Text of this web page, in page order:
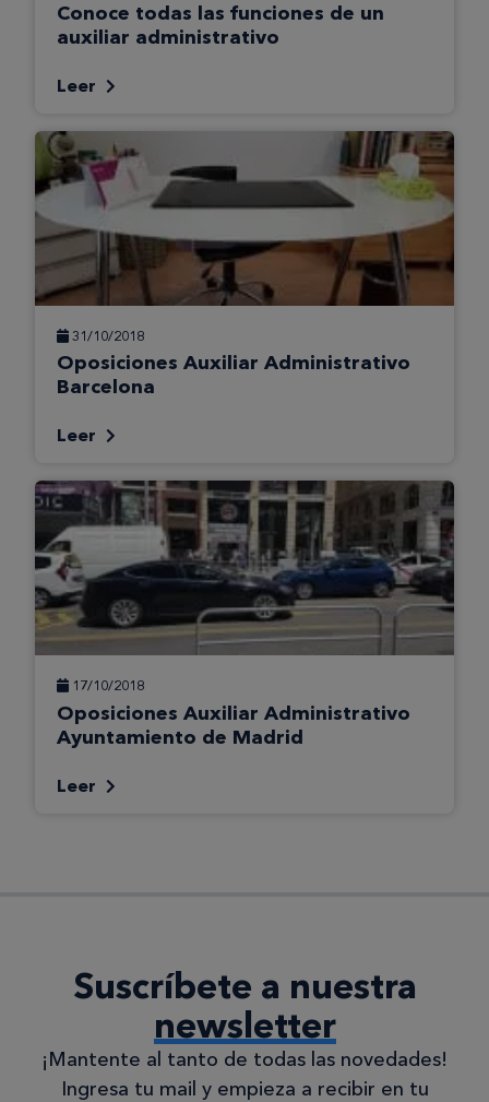
Conoce todas las funciones de un
auxiliar administrativo
Leer
31/10/2018
Oposiciones Auxiliar Administrativo
Barcelona
Leer
17/10/2018
Oposiciones Auxiliar Administrativo
Ayuntamiento de Madrid
Leer
Suscríbete a nuestra
newsletter
¡Mantente al tanto de todas las novedades!
Ingresa tu mail y empieza a recibir en tu